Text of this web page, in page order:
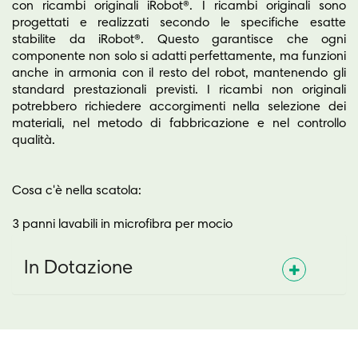
con ricambi originali iRobot®. I ricambi originali sono
progettati e realizzati secondo le specifiche esatte
stabilite da iRobot®. Questo garantisce che ogni
componente non solo si adatti perfettamente, ma funzioni
anche in armonia con il resto del robot, mantenendo gli
standard prestazionali previsti. I ricambi non originali
potrebbero richiedere accorgimenti nella selezione dei
materiali, nel metodo di fabbricazione e nel controllo
qualità.
Cosa c'è nella scatola:
3 panni lavabili in microfibra per mocio
In Dotazione